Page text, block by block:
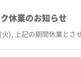
休業のお知らせ
), 上記の期間休業とさ